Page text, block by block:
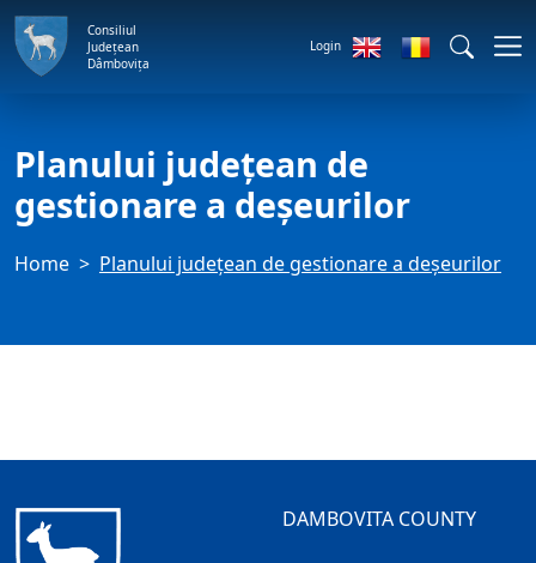
Consiliul
Județean
Dâmbovița
Login
Planului județean de
gestionare a deșeurilor
Home Planului județean de gestionare a deșeurilor
DAMBOVITA COUNTY